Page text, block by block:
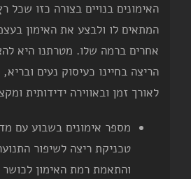
האימונים בנויים בצורה כזו שכל
המתאים לו ולבצע את האימון
אחרים ברמה שלו. מטרתנו היא
הריצה בחיינו כעיסוק נעים
לאורך זמן ובאווירה ידידותית
מספר אימונים בשבוע עם
טכניקת ריצה לשיפור
והתאמת רמת האימון לכושר